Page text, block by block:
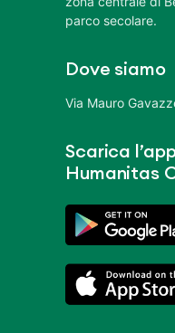
parco secolare.
Dove siamo
Via Mauro
Scarica
Humanitas